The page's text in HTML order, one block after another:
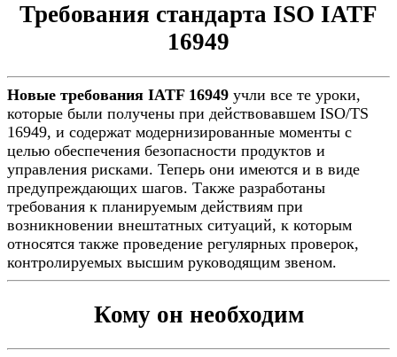
Требования стандарта ISO IATF
16949
Новые требования IATF 16949 учли все те уроки,
которые были получены при действовавшем ISO/TS
16949, и содержат модернизированные моменты с
целью обеспечения безопасности продуктов и
управления рисками. Теперь они имеются и в виде
предупреждающих шагов. Также разработаны
требования к планируемым действиям при
возникновении внештатных ситуаций, к которым
относятся также проведение регулярных проверок,
контролируемых высшим руководящим звеном.
Кому он необходим